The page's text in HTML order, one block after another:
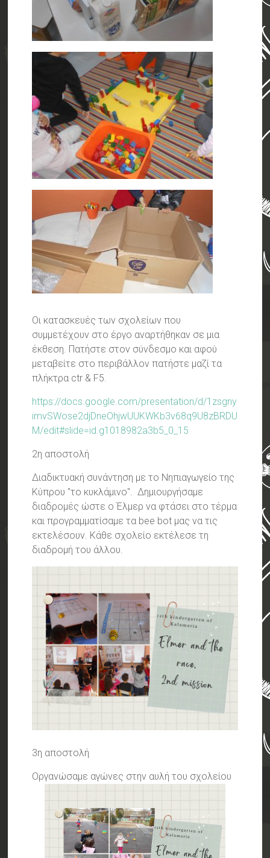
Οι κατασκευές των σχολείων που
συμμετέχουν στο έργο αναρτήθηκαν σε μια
έκθεση. Πατήστε στον σύνδεσμο και αφού
μεταβείτε στο περιβάλλον πατήστε μαζί τα
πλήκτρα ctr & F5.
https://docs.google.com/presentation/d/1zsgny
imvSWose2djDneOhjwUUKWKb3v68q9U8zBRDU
M/edit#slide=id.g1018982a3b5_0_15
2η αποστολή
Διαδικτυακή συνάντηση με το Νηπιαγωγείο της
Κύπρου "το κυκλάμινο". Δημιουργήσαμε
διαδρομές ώστε ο Έλμερ να φτάσει στο τέρμα
και προγραμματίσαμε τα bee bot μας να τις
εκτελέσουν. Κάθε σχολείο εκτέλεσε τη
διαδρομή του άλλου.
3η αποστολή
Οργανώσαμε αγώνες στην αυλή του σχολείου